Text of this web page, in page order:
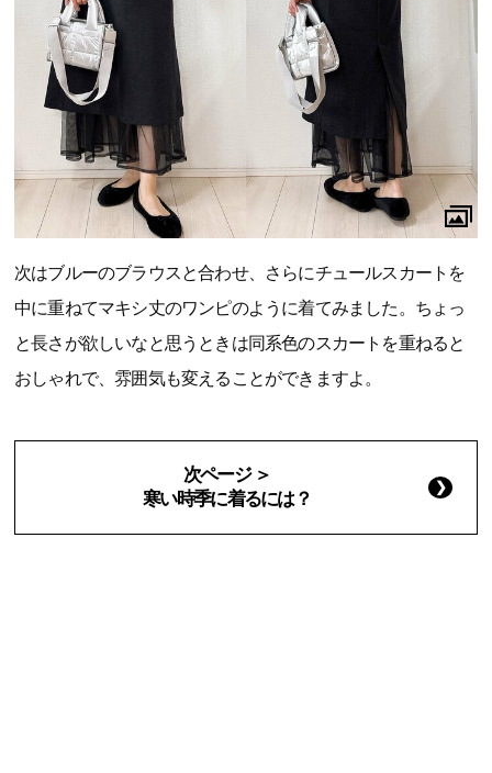
次はブルーのブラウスと合わせ、さらにチュールスカートを
中に重ねてマキシ丈のワンピのように着てみました。ちょっ
と長さが欲しいなと思うときは同系色のスカートを重ねると
おしゃれで、雰囲気も変えることができますよ。
次ページ ＞
寒い時季に着るには？